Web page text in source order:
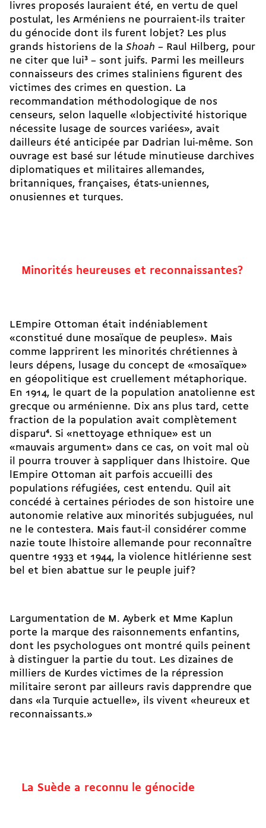
livres proposés lauraient été, en vertu de quel
postulat, les Arméniens ne pourraient-ils traiter
du génocide dont ils furent lobjet? Les plus
grands historiens de la Shoah – Raul Hilberg, pour
ne citer que lui3 – sont juifs. Parmi les meilleurs
connaisseurs des crimes staliniens figurent des
victimes des crimes en question. La
recommandation méthodologique de nos
censeurs, selon laquelle «lobjectivité historique
nécessite lusage de sources variées», avait
dailleurs été anticipée par Dadrian lui-même. Son
ouvrage est basé sur létude minutieuse darchives
diplomatiques et militaires allemandes,
britanniques, françaises, états-uniennes,
onusiennes et turques.
Minorités heureuses et reconnaissantes?
LEmpire Ottoman était indéniablement
«constitué dune mosaïque de peuples». Mais
comme lapprirent les minorités chrétiennes à
leurs dépens, lusage du concept de «mosaïque»
en géopolitique est cruellement métaphorique.
En 1914, le quart de la population anatolienne est
grecque ou arménienne. Dix ans plus tard, cette
fraction de la population avait complètement
disparu4. Si «nettoyage ethnique» est un
«mauvais argument» dans ce cas, on voit mal où
il pourra trouver à sappliquer dans lhistoire. Que
lEmpire Ottoman ait parfois accueilli des
populations réfugiées, cest entendu. Quil ait
concédé à certaines périodes de son histoire une
autonomie relative aux minorités subjuguées, nul
ne le contestera. Mais faut-il considérer comme
nazie toute lhistoire allemande pour reconnaître
quentre 1933 et 1944, la violence hitlérienne sest
bel et bien abattue sur le peuple juif?
Largumentation de M. Ayberk et Mme Kaplun
porte la marque des raisonnements enfantins,
dont les psychologues ont montré quils peinent
à distinguer la partie du tout. Les dizaines de
milliers de Kurdes victimes de la répression
militaire seront par ailleurs ravis dapprendre que
dans «la Turquie actuelle», ils vivent «heureux et
reconnaissants.»
La Suède a reconnu le génocide